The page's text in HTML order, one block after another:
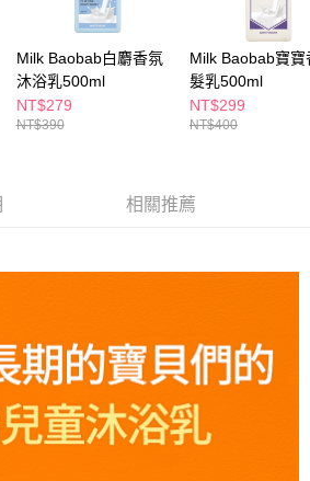
限公司提供之「AFTEE先享後付」服務完成之交
內提供個人資料，並將交易相關給付款項請求債
司。
請瀏覽以下網址：
得法定代理人或監護人之同意方可使用
同意申辦者引起之損失，本公司不負相關責
含以上)免運費
含以上)免運費
庫統一出貨)
Milk Baobab白麝香氛
沐浴乳500ml
NT$279
NT$390
Milk Baobab寶寶
髮乳500ml
NT$299
NT$400
相關推薦